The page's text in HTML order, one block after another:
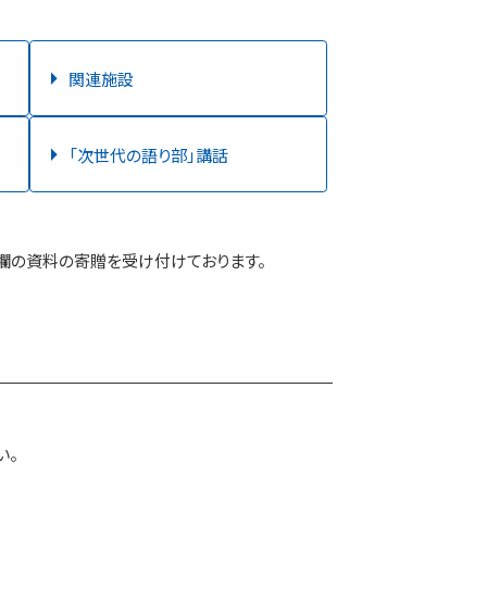
「次世代の語り部」講話
関連施設
「次世代の語り部」講話
資料の寄贈を受け付けております。